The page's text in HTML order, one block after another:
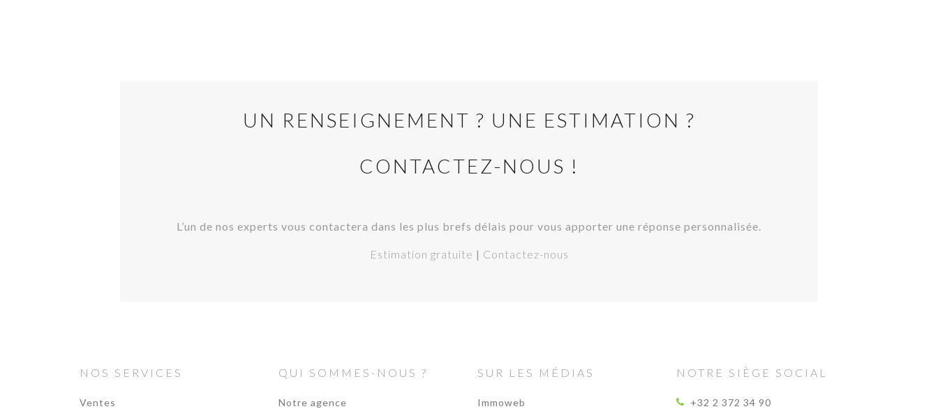
UN RENSEIGNEMENT ? UNE ESTIMATION ?
CONTACTEZ-NOUS !
L’un de nos experts vous contactera dans les plus brefs délais pour vous apporter une réponse personnalisée.
Estimation gratuite | Contactez-nous
NOS SERVICES
Ventes
QUI SOMMES-NOUS ?
Notre agence
SUR LES MÉDIAS
Immoweb
NOTRE SIÈGE SOCIAL
+32 2 372 34 90